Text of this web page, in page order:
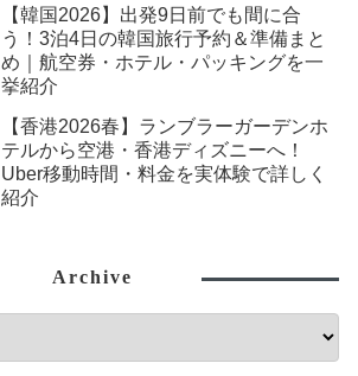
【韓国2026】出発9日前でも間に合
う！3泊4日の韓国旅行予約＆準備まと
め｜航空券・ホテル・パッキングを一
挙紹介
【香港2026春】ランブラーガーデンホ
テルから空港・香港ディズニーへ！
Uber移動時間・料金を実体験で詳しく
紹介
Archive